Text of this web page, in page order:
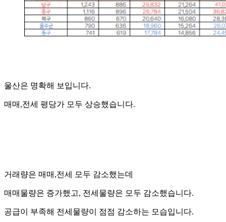
울산은 명확해 보입니다.
매매,전세 평당가 모두 상승했습니다.
거래량은 매매,전세 모두 감소했는데
매매물량은 증가했고, 전세물량은 모두 감소했습니다.
공급이 부족해 전세물량이 점점 감소하는 모습입니다.